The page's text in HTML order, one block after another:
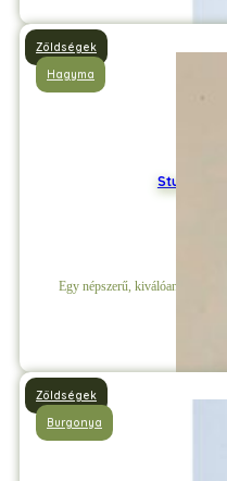
Stuttgarti
Egy népszerű, kiválóan
Zöldségek
Hagyma
Zöldségek
Burgonya